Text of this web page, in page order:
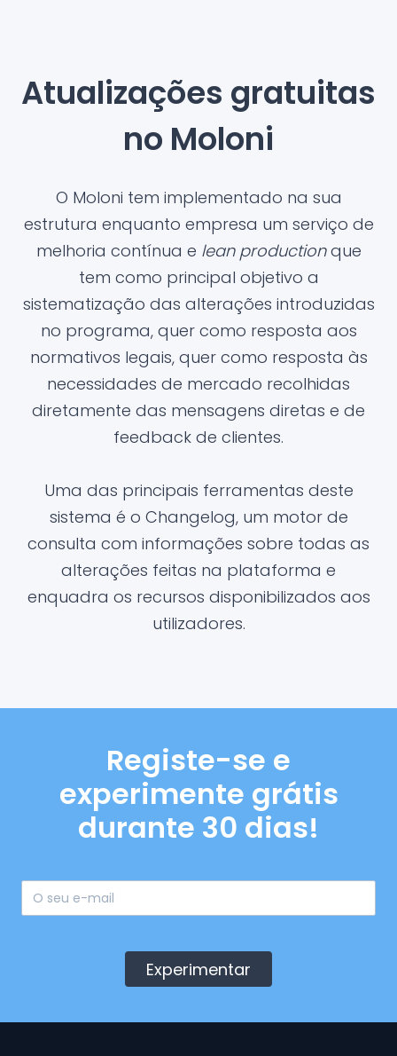
Atualizações gratuitas
no Moloni
O Moloni tem implementado na sua
estrutura enquanto empresa um serviço de
melhoria contínua e lean productionque
tem como principal objetivo a
sistematização das alterações introduzidas
no programa, quer como resposta aos
normativos legais, quer como resposta às
necessidades de mercado recolhidas
diretamente das mensagens diretas e de
feedback de clientes.
Uma das principais ferramentas deste
sistema é o Changelog, um motor de
consulta com informações sobre todas as
alterações feitas na plataforma e
enquadra os recursos disponibilizados aos
utilizadores.
Registe-se e
experimente grátis
durante 30 dias!
Experimentar